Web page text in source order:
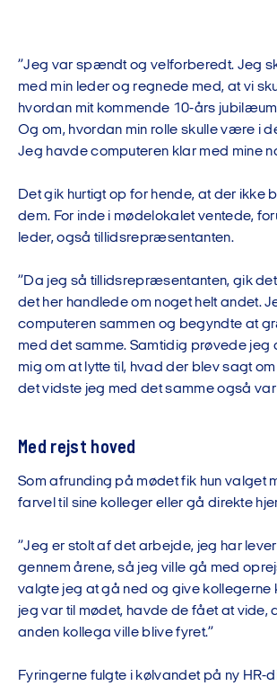
”Jeg var spændt og velforberedt. Jeg
med min leder og regnede med, at vi
hvordan mit kommende 10-års
Og om, hvordan min rolle skulle være i
Jeg havde computeren klar med mine
Det gik hurtigt op for hende, at der ikke
dem. For inde i mødelokalet ventede,
leder, også tillidsrepræsentanten.
”Da jeg så tillidsrepræsentanten, gik
det her handlede om noget helt andet.
computeren sammen og begyndte at
med det samme. Samtidig prøvede jeg
mig om at lytte til, hvad der blev sagt
det vidste jeg med det samme også var
Med rejst hoved
Som afrunding på mødet fik hun valget
farvel til sine kolleger eller gå direkte
”Jeg er stolt af det arbejde, jeg har
gennem årene, så jeg ville gå med
valgte jeg at gå ned og give kollegerne
jeg var til mødet, havde de fået at vide,
anden kollega ville blive fyret.”
Fyringerne fulgte i kølvandet på ny HR-